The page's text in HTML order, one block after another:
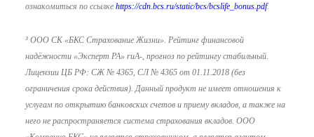
ознакомиться по ссылке https://cdn.bcs.ru/static/bcs/bcslife_bonus.pdf.
³ ООО СК «БКС Страхование Жизни». Рейтинг финансовой
надёжности «Эксперт РА» ruA-, прогноз по рейтингу стабильный.
Лицензии ЦБ РФ: СЖ № 4365, СЛ № 4365 от 01.11.2018 (без
ограничения срока действия). Данный продукт не имеет отношения к
услугам по открытию банковских счетов и приему вкладов, а также на
него не распространяется система страхования вкладов. ООО